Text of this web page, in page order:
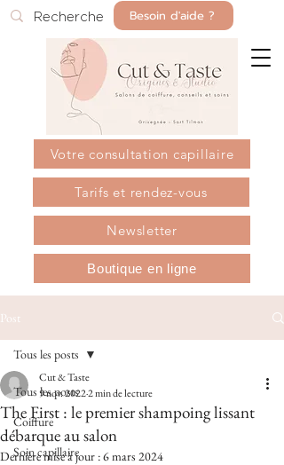
Besoin d'aide ?
Votre consultation capillaire
Tarifs et rendez-vous
Newsletter
Boutique en ligne
Post
Tous les posts
Coiffure
Soin capillaire
Tous les posts
The First : le premier shampoing lissant
débarque au salon
Cut & Taste
9 nov. 20222 min de lecture
Dernière mise à jour :6 mars 2024